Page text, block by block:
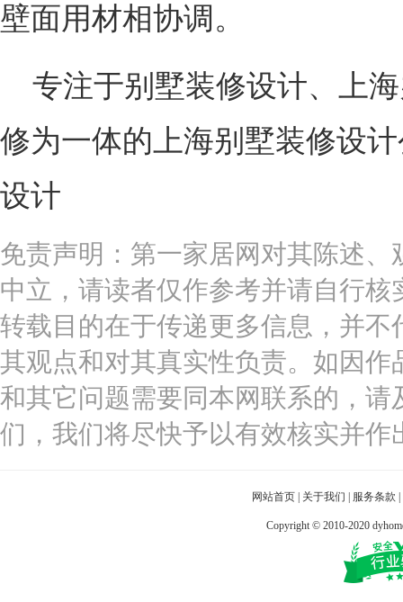
壁面用材相协调。
专注于别墅装修设计、上
修为一体的上海别墅装修设
设计
免责声明：第一家居网对其陈述、
中立，请读者仅作参考并请自行核
转载目的在于传递更多信息，并不
其观点和对其真实性负责。如因作
和其它问题需要同本网联系的，请
们，我们将尽快予以有效核实并作
网站首页 关于我们 服务条款
Copyright © 2010-2020